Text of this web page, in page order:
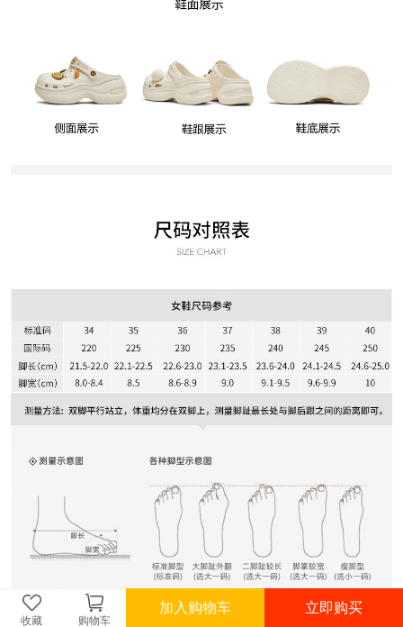
收藏 购物车
加入购物车 立即购买